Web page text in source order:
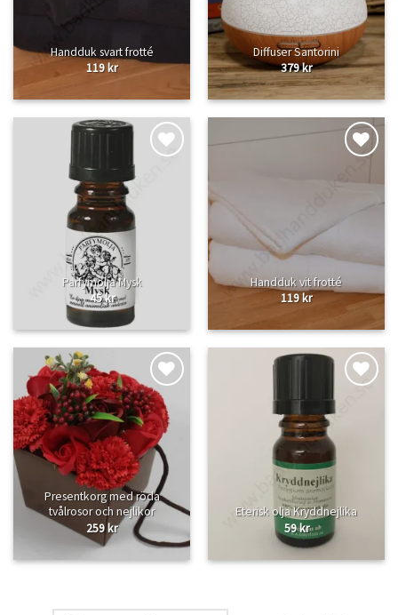
Handduk svart frotté
119kr
Diffuser Santorini
379kr
önskelistan
Parfymolja Mysk
45kr
Handduk vit frotté
119kr
Lägg
till i
önskelistan
Presentkorg med röda
tvålrosor och nejlikor
259kr
önskelistan
Eterisk olja Kryddnejlika
59kr